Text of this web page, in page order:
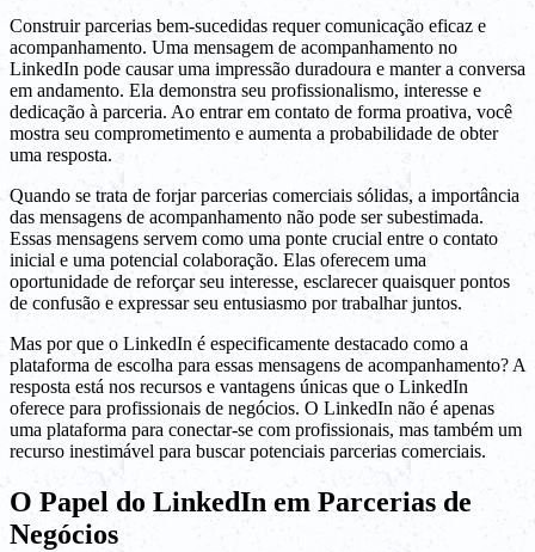
Construir parcerias bem-sucedidas requer comunicação eficaz e
acompanhamento. Uma mensagem de acompanhamento no
LinkedIn pode causar uma impressão duradoura e manter a conversa
em andamento. Ela demonstra seu profissionalismo, interesse e
dedicação à parceria. Ao entrar em contato de forma proativa, você
mostra seu comprometimento e aumenta a probabilidade de obter
uma resposta.
Quando se trata de forjar parcerias comerciais sólidas, a importância
das mensagens de acompanhamento não pode ser subestimada.
Essas mensagens servem como uma ponte crucial entre o contato
inicial e uma potencial colaboração. Elas oferecem uma
oportunidade de reforçar seu interesse, esclarecer quaisquer pontos
de confusão e expressar seu entusiasmo por trabalhar juntos.
Mas por que o LinkedIn é especificamente destacado como a
plataforma de escolha para essas mensagens de acompanhamento? A
resposta está nos recursos e vantagens únicas que o LinkedIn
oferece para profissionais de negócios. O LinkedIn não é apenas
uma plataforma para conectar-se com profissionais, mas também um
recurso inestimável para buscar potenciais parcerias comerciais.
O Papel do LinkedIn em Parcerias de
Negócios